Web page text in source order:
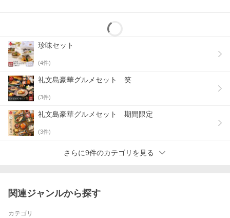
珍味セット
(4件)
礼文島豪華グルメセット 笑
(3件)
礼文島豪華グルメセット 期間限定
(3件)
さらに9件のカテゴリを見る
関連ジャンルから探す
カテゴリ